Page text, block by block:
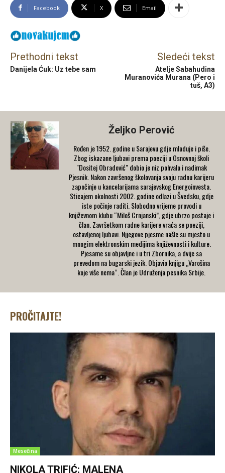
Facebook X Email
Prethodni tekst
Danijela Ćuk: Uz tebe sam
Sledeći tekst
Atelje Sabahudina
Muranovića Murana (Pero i
tuš, A3)
Željko Perović
Rođen je 1952. godine u Sarajevu gdje mladuje i piše.
Zbog iskazane ljubavi prema poeziji u Osnovnoj školi
"Dositej Obradović" dobio je niz pohvala i nadimak
Pjesnik. Nakon završenog školovanja svoju radnu karijeru
započinje u kancelarijama sarajevskog Energoinvesta.
Sticajem okolnosti 2002. godine odlazi u Švedsku, gdje
iste počinje raditi. Slobodno vrijeme provodi u
književnom klubu “Miloš Crnjanski”, gdje ubrzo postaje i
član. Završetkom radne karijere vraća se poeziji,
ostavljenoj ljubavi. Njjegove pjesme našle su mjesto u
mnogim elektronskim medijima književnosti i kulture.
Pjesame su objavljne i u tri Zbornika, a dvije sa
prevedom na bugarski jezik. Objavio knjigu „Varošina
koje više nema“. Član je Udruženja pesnika Srbije.
PROČITAJTE!
Mesečina
NIKOLA TRIFIĆ: MALENA